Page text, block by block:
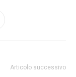
Articolo successivo